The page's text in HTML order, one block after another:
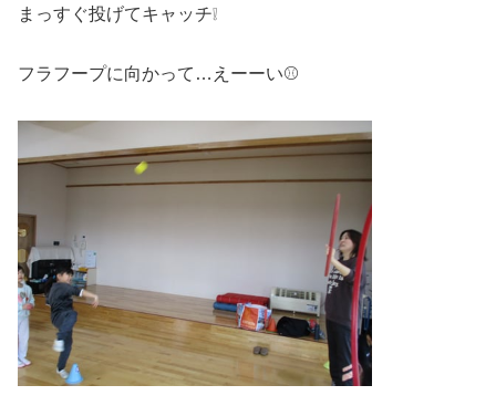
まっすぐ投げてキャッチ❕
フラフープに向かって…えーーい⚾